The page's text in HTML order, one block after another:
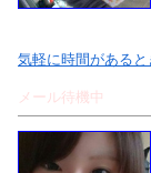
気軽に時間がある
メール待機中